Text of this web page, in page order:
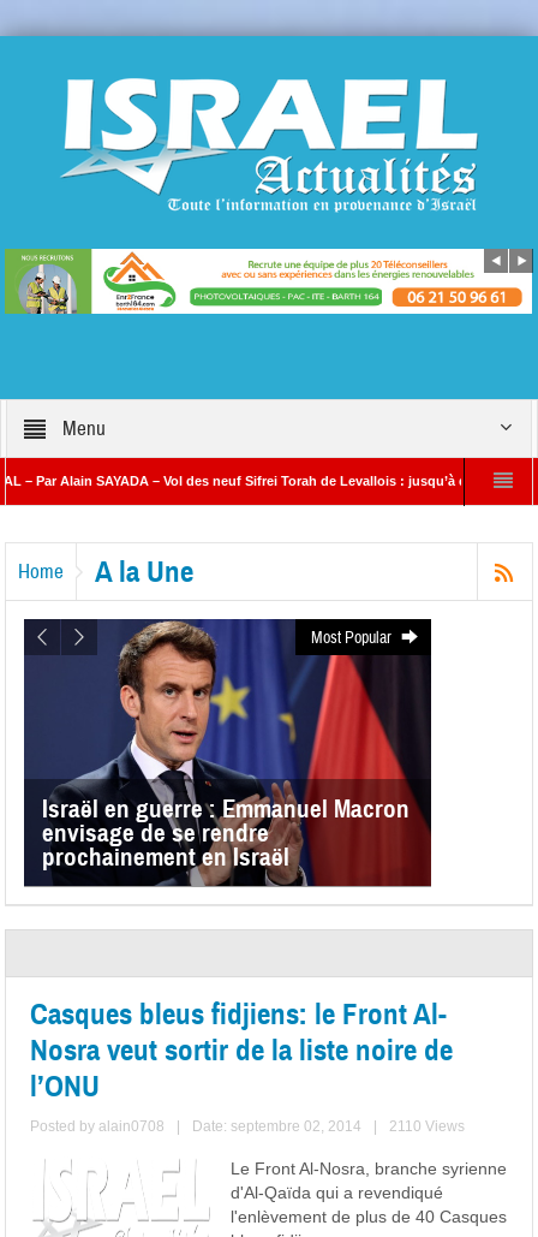
Menu
Alain SAYADA – Vol des neuf Sifrei Torah de Levallois : jusqu’à quand le silence ?
Home A la Une
Most Popular
Israël en guerre : Emmanuel Macron
envisage de se rendre
prochainement en Israël
Casques bleus fidjiens: le Front Al-
Nosra veut sortir de la liste noire de
l’ONU
Posted byalain0708 Date: septembre 02, 2014 2110 Views
Le Front Al-Nosra, branche syrienne
d'Al-Qaïda qui a revendiqué
l'enlèvement de plus de 40 Casques